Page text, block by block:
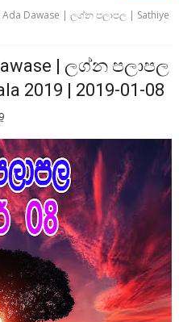
Ada Dawase | ලග්න පලාපල | Sathiye
| ලග්න පලාපල
2019 | 2019-01-08